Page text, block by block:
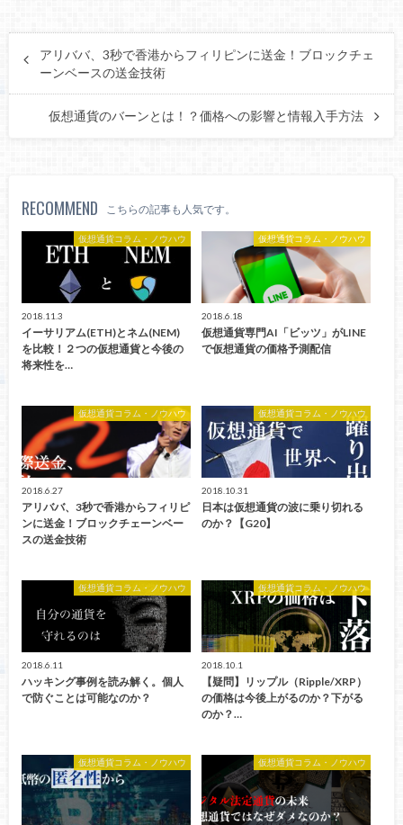
アリババ、3秒で香港からフィリピンに送金！ブロックチェ
ーンベースの送金技術
仮想通貨のバーンとは！？価格への影響と情報入手方法
RECOMMEND こちらの記事も人気です。
仮想通貨コラム・ノウハウ
2018.11.3
イーサリアム(ETH)とネム(NEM)
を比較！２つの仮想通貨と今後の
将来性を…
仮想通貨コラム・ノウハウ
2018.6.18
仮想通貨専門AI「ビッツ」がLINE
で仮想通貨の価格予測配信
仮想通貨コラム・ノウハウ
2018.6.27
アリババ、3秒で香港からフィリピ
ンに送金！ブロックチェーンベー
スの送金技術
仮想通貨コラム・ノウハウ
2018.10.31
日本は仮想通貨の波に乗り切れる
のか？【G20】
仮想通貨コラム・ノウハウ
2018.6.11
ハッキング事例を読み解く。個人
で防ぐことは可能なのか？
仮想通貨コラム・ノウハウ
2018.10.1
【疑問】リップル（Ripple/XRP）
の価格は今後上がるのか？下がる
のか？…
仮想通貨コラム・ノウハウ 仮想通貨コラム・ノウハウ